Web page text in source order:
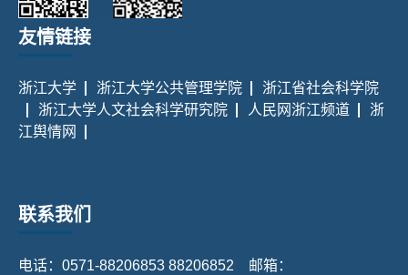
友情链接
浙江大学 浙江大学公共管理学院
浙江省社会科学院
浙江大学人文社会科学研究院
人民网浙江频道
浙
江舆情网
联系我们
电话：0571-88206853 88206852 邮箱：